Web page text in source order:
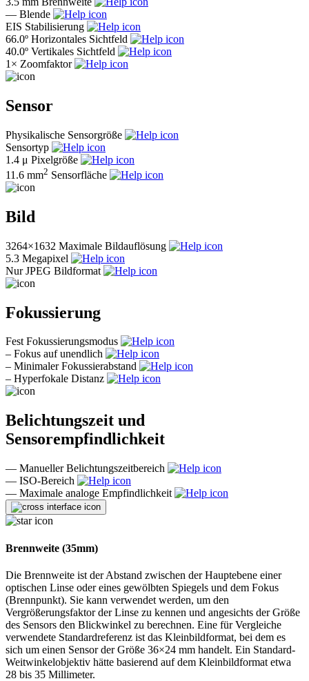
— Blende
EIS Stabilisierung
66.0º Horizontales Sichtfeld
40.0º Vertikales Sichtfeld
1× Zoomfaktor
Sensor
Physikalische Sensorgröße
Sensortyp
1.4 μ Pixelgröße
11.6 mm2 Sensorfläche
Bild
3264×1632 Maximale Bildauflösung
5.3 Megapixel
Nur JPEG Bildformat
Fokussierung
FestFokussierungsmodus
– Fokus auf unendlich
– Minimaler Fokussierabstand
– Hyperfokale Distanz
Belichtungszeit und
Sensorempfindlichkeit
— Manueller Belichtungszeitbereich
— ISO-Bereich
— Maximale analoge Empfindlichkeit
Brennweite (35mm)
Die Brennweite ist der Abstand zwischen der Hauptebene einer
optischen Linse oder eines gewölbten Spiegels und dem Fokus
(Brennpunkt). Sie kann verwendet werden, um den
Vergrößerungsfaktor der Linse zu kennen und angesichts der Größe
des Sensors den Blickwinkel zu berechnen. Eine für Vergleiche
verwendete Standardreferenz ist das Kleinbildformat, bei dem es
sich um einen Sensor der Größe 36×24 mm handelt. Ein Standard-
Weitwinkelobjektiv hätte basierend auf dem Kleinbildformat etwa
28 bis 35 Millimeter.